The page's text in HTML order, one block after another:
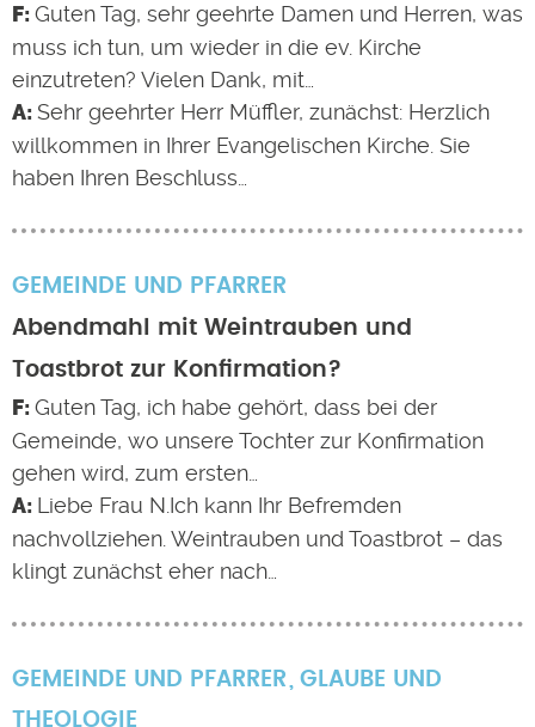
Guten Tag, sehr geehrte Damen und Herren, was
muss ich tun, um wieder in die ev. Kirche
einzutreten? Vielen Dank, mit…
Sehr geehrter Herr Müffler, zunächst: Herzlich
willkommen in Ihrer Evangelischen Kirche. Sie
haben Ihren Beschluss…
GEMEINDE UND PFARRER
Abendmahl mit Weintrauben und
Toastbrot zur Konfirmation?
Guten Tag, ich habe gehört, dass bei der
Gemeinde, wo unsere Tochter zur Konfirmation
gehen wird, zum ersten…
Liebe Frau N.Ich kann Ihr Befremden
nachvollziehen. Weintrauben und Toastbrot – das
klingt zunächst eher nach…
GEMEINDE UND PFARRER
GLAUBE UND
THEOLOGIE